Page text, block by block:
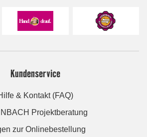
Kundenservice
& Kontakt (FAQ)
Projektberatung
zur Onlinebestellung